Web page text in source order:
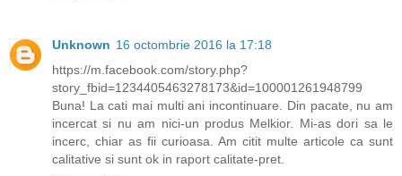
Unknown 16 octombrie 2016 la 17:18
https://m.facebook.com/story.php?
story_fbid=1234405463278173&id=100001261948799
Buna! La cati mai multi ani incontinuare. Din pacate, nu am
incercat si nu am nici-un produs Melkior. Mi-as dori sa le
incerc, chiar as fii curioasa. Am citit multe articole ca sunt
calitative si sunt ok in raport calitate-pret.